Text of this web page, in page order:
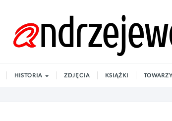
HISTORIA ZDJĘCIA KSIĄŻKI